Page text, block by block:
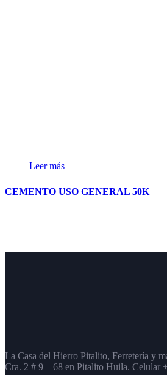
Leer más
CEMENTO USO GENERAL 50K
La Casa del Hierro Pitalito, Ferretería y
Cra. 2 # 9 – 68 en Pitalito Huila. Celular